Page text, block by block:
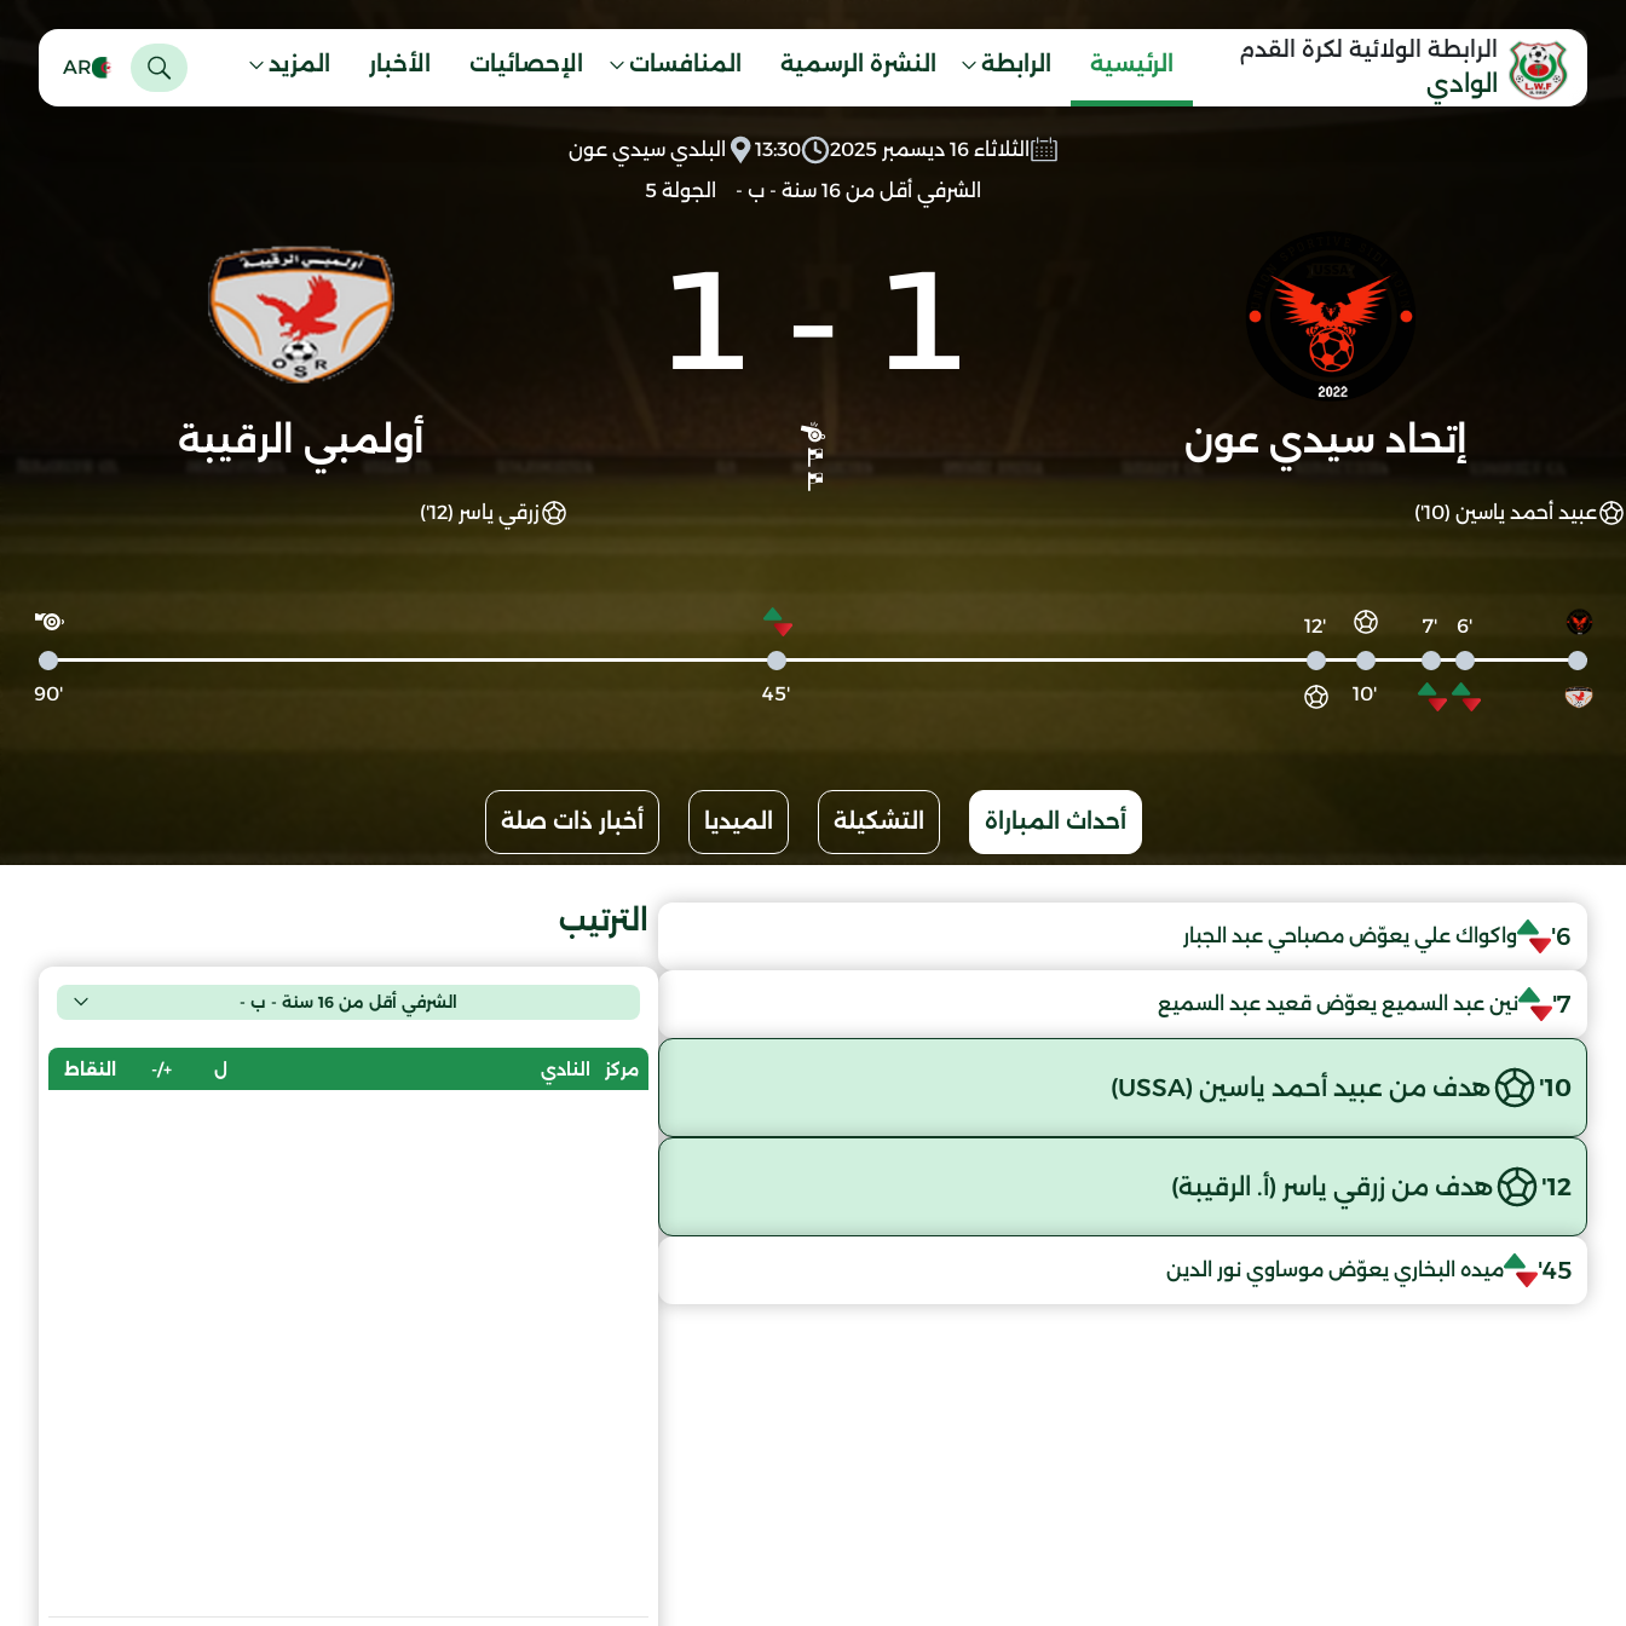
الرابطة الولائية لكرة القدم
الوادي
الرئيسية الرابطة النشرة الرسمية المنافسات الإحصائيات الأخبار المزيد AR
الثلاثاء 16 ديسمبر 2025 13:30
البلدي سيدي عون
الشرفي أقل من 16 سنة - ب -
الجولة 5
إتحاد سيدي عون
1
-
1
أولمبي الرقيبة
عبيد أحمد ياسين (10') زرقي ياسر (12')
'6
'7
'10
'12
'45
'90
أحداث المباراة التشكيلة الميديا أخبار ذات صلة
6' واكواك علي يعوّض مصباحي عبد الجبار
7' نين عبد السميع يعوّض قعيد عبد السميع
10' هدف من عبيد أحمد ياسين (USSA)
12' هدف من زرقي ياسر (أ. الرقيبة)
45' ميده البخاري يعوّض موساوي نور الدين
الترتيب
الشرفي أقل من 16 سنة - ب -
مركز النادي ل +/- النقاط